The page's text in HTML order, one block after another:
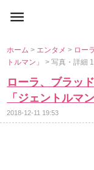
ホーム> エンタメ> ロー
トルマン」> 写真・詳細
ローラ、ブラッ
「ジェントルマン
2018-12-11 19:53